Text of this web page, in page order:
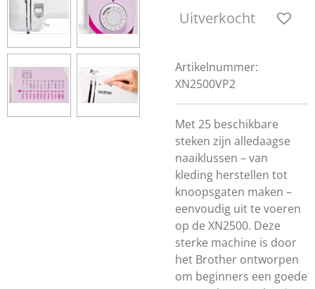
Uitverkocht
Artikelnummer:
XN2500VP2
Met 25 beschikbare
steken zijn alledaagse
naaiklussen – van
kleding herstellen tot
knoopsgaten maken –
eenvoudig uit te voeren
op de XN2500. Deze
sterke machine is door
het Brother ontworpen
om beginners een goede